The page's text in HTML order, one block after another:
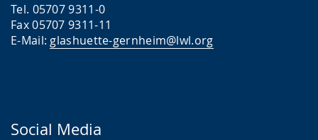
Tel. 05707 9311-0
Fax 05707 9311-11
E-Mail: glashuette-gernheim@lwl.org
Social Media